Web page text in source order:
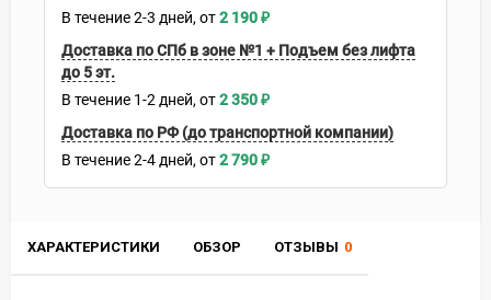
ХАРАКТЕРИСТИКИ ОБЗОР ОТЗЫВЫ 0
В течение2-3 дней 2 190₽
Доставка по СПб в зоне №1 + Подъем без лифта
до 5 эт.
В течение 1-2 дней 2 350₽
Доставка по РФ (до транспортной компании)
В течение2-4 дней 2 790₽